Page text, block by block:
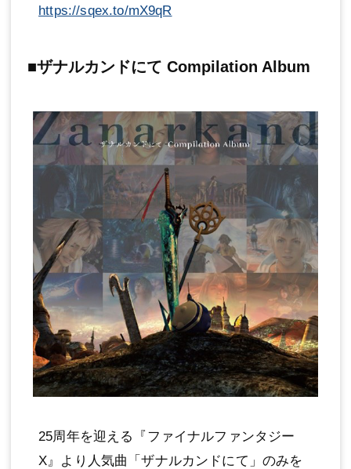
https://sqex.to/mX9qR
■ザナルカンドにて Compilation Album
25周年を迎える『ファイナルファンタジー
X』より人気曲「ザナルカンドにて」のみを